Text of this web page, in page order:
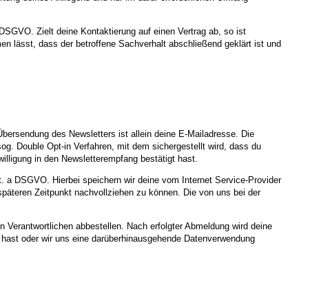
Zielt deine Kontaktierung auf einen Vertrag ab, so ist
lässt, dass der betroffene Sachverhalt abschließend geklärt ist und
des Newsletters ist allein deine E-Mailadresse. Die
Double Opt-in Verfahren, mit dem sichergestellt wird, dass du
in den Newsletterempfang bestätigt hast.
DSGVO. Hierbei speichern wir deine vom Internet Service-Provider
Zeitpunkt nachvollziehen zu können. Die von uns bei der
abbestellen. Nach erfolgter Abmeldung wird deine
oder wir uns eine darüberhinausgehende Datenverwendung